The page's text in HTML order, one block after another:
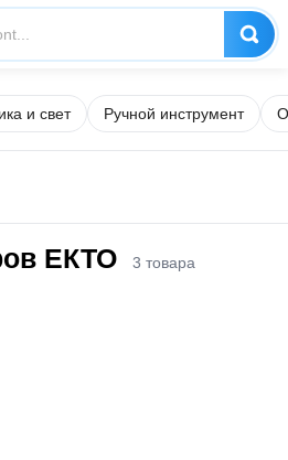
и свет Ручной инструмент
EКТО 3 товара